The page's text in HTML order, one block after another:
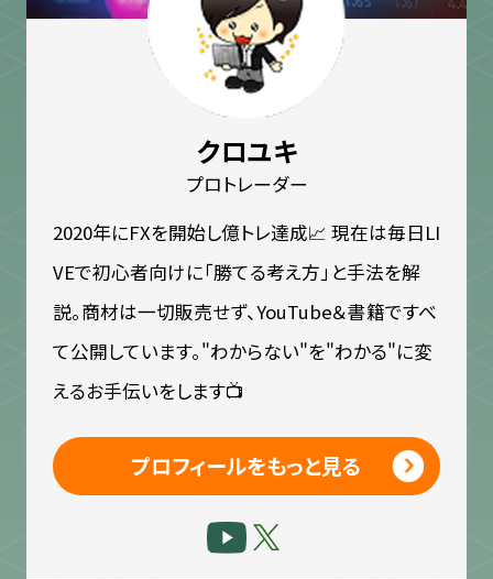
クロユキ
プロトレーダー
2020年にFXを開始し億トレ達成📈 現在は毎日LI
VEで初心者向けに「勝てる考え方」と手法を解
説。商材は一切販売せず、YouTube＆書籍ですべ
て公開しています。"わからない"を"わかる"に変
えるお手伝いをします📺
プロフィールをもっと見る